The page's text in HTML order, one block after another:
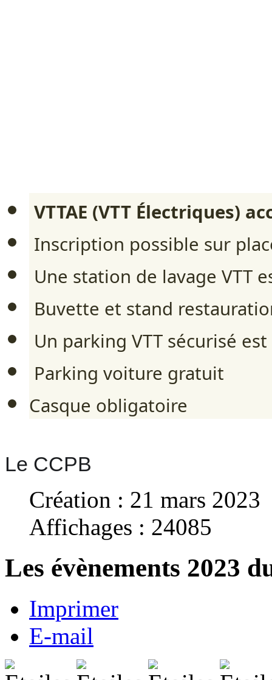
VTTAE (VTT Électriques)
Inscription possible sur
Une station de lavage VTT
Buvette et stand
Un parking VTT sécurisé
Parking voiture gratuit
Casque obligatoire
Le CCPB
Création : 21 mars 2023
Affichages : 24085
Les évènements 2023
Imprimer
E-mail